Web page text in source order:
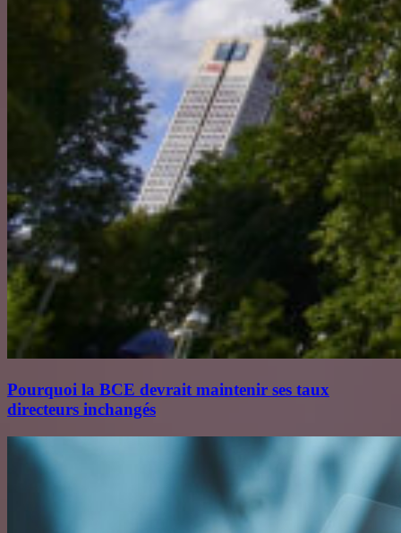
Pourquoi la BCE devrait maintenir ses taux
directeurs inchangés